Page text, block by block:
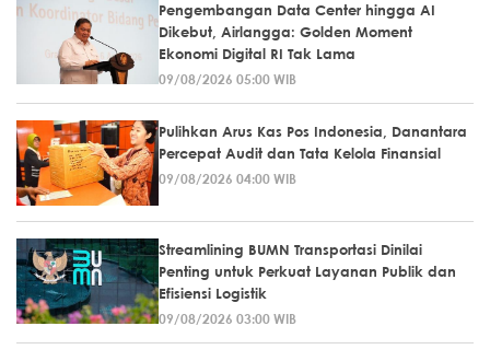
Pengembangan Data Center hingga AI
Dikebut, Airlangga: Golden Moment
Ekonomi Digital RI Tak Lama
09/08/2026 05:00 WIB
Pulihkan Arus Kas Pos Indonesia, Danantara
Percepat Audit dan Tata Kelola Finansial
09/08/2026 04:00 WIB
Streamlining BUMN Transportasi Dinilai
Penting untuk Perkuat Layanan Publik dan
Efisiensi Logistik
09/08/2026 03:00 WIB